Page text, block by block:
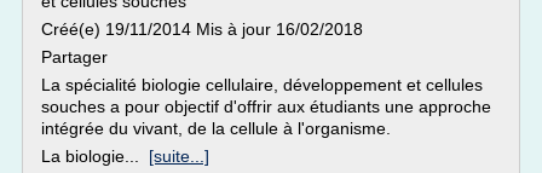
Créé(e) 19/11/2014 Mis à jour 16/02/2018
Partager
La spécialité biologie cellulaire, développement et cellules
souches a pour objectif d'offrir aux étudiants une approche
intégrée du vivant, de la cellule à l'organisme.
La biologie... [suite...]